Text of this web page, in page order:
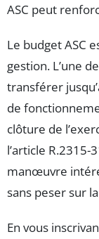
ASC peut
Le budget ASC
gestion. L’une
transférer
de
clôture de
l’article
manœuvre
sans peser sur
En vous